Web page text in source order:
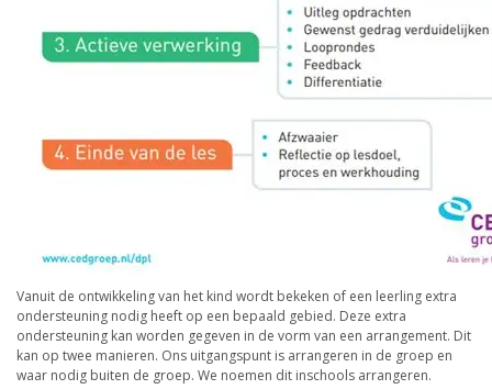
Vanuit de ontwikkeling van het kind wordt bekeken of een leerling extra
ondersteuning nodig heeft op een bepaald gebied. Deze extra
ondersteuning kan worden gegeven in de vorm van een arrangement. Dit
kan op twee manieren. Ons uitgangspunt is arrangeren in de groep en
waar nodig buiten de groep. We noemen dit inschools arrangeren.